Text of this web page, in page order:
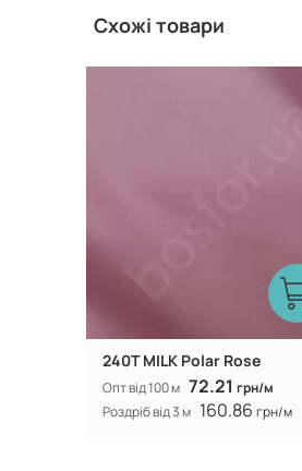
Схожі товари
240T MILK Polar Rose
Опт від 100 м 72.21 грн/м
Роздріб від 3 м 160.86 грн/м